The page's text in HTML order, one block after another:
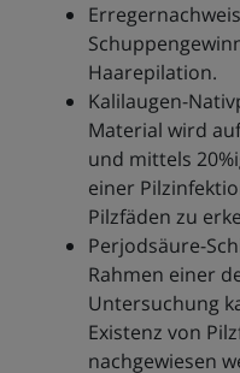
Haarepilation.
Kalilaugen-
Material wird
und mittels
einer
Pilzfäden zu
Perjodsäure-
Rahmen einer
Untersuchung
Existenz von
nachgewiesen